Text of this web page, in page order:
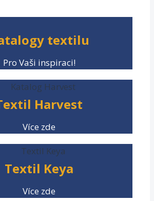
textilu
Pro Vaši inspiraci!
Harvest
Více zde
Textil Keya
Více zde